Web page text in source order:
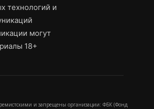
технологий и
могут
18+
и запрещены организации: ФБК (Фонд